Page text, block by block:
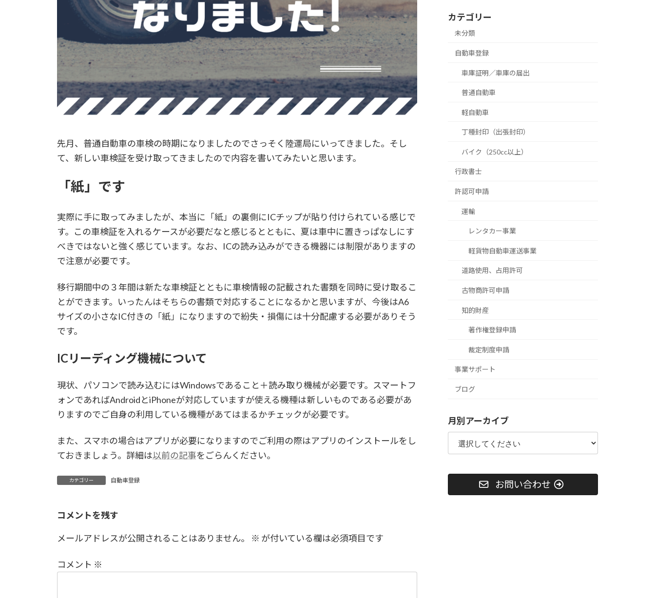
先月、普通自動車の車検の時期になりましたのでさっそく陸運局にいってきました。そし
て、新しい車検証を受け取ってきましたので内容を書いてみたいと思います。
「紙」です
実際に手に取ってみましたが、本当に「紙」の裏側にICチップが貼り付けられている感じで
す。この車検証を入れるケースが必要だなと感じるとともに、夏は車中に置きっぱなしにす
べきではないと強く感じています。なお、ICの読み込みができる機器には制限がありますの
で注意が必要です。
移行期間中の３年間は新たな車検証とともに車検情報の記載された書類を同時に受け取るこ
とができます。いったんはそちらの書類で対応することになるかと思いますが、今後はA6
サイズの小さなIC付きの「紙」になりますので紛失・損傷には十分配慮する必要がありそう
です。
ICリーディング機械について
現状、パソコンで読み込むにはWindowsであること＋読み取り機械が必要です。スマートフ
ォンであればAndroidとiPhoneが対応していますが使える機種は新しいものである必要があ
りますのでご自身の利用している機種があてはまるかチェックが必要です。
また、スマホの場合はアプリが必要になりますのでご利用の際はアプリのインストールをし
ておきましょう。詳細は以前の記事をごらんください。
カテゴリー 自動車登録
コメントを残す
メールアドレスが公開されることはありません。 ※ が付いている欄は必須項目です
コメント ※
カテゴリー
未分類
自動車登録
車庫証明／車庫の届出
普通自動車
軽自動車
丁種封印（出張封印）
バイク（250cc以上）
行政書士
許認可申請
運輸
レンタカー事業
軽貨物自動車運送事業
道路使用、占用許可
古物商許可申請
知的財産
著作権登録申請
裁定制度申請
事業サポート
ブログ
月別アーカイブ
お問い合わせ